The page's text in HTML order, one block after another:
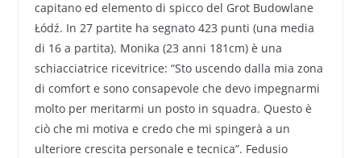
capitano ed elemento di spicco del Grot Budowlane
Łódź. In 27 partite ha segnato 423 punti (una media
di 16 a partita). Monika (23 anni 181cm) è una
schiacciatrice ricevitrice: “Sto uscendo dalla mia zona
di comfort e sono consapevole che devo impegnarmi
molto per meritarmi un posto in squadra. Questo è
ciò che mi motiva e credo che mi spingerà a un
ulteriore crescita personale e tecnica”. Fedusio